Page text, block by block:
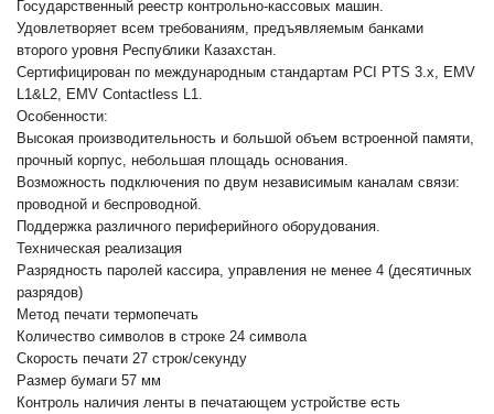
Государственный реестр контрольно-кассо­вых машин.
Удовлетворяет всем требованиям, предъяв­ляемым банками
второго уровня Республики Казах­стан.
Сертифицирован по международным стандартам PCI PTS 3.x, EMV
L1&L2, EMV Contactless L1.
Особенности:
Высокая производительность и большой объем встроенной памяти,
прочный корпус, небольшая площадь основа­ния.
Возможность подключения по двум независимым каналам связи:
проводной и бес­проводной.
Поддержка различного периферийного оборудования.
Техническая реализация
Разрядность паролей кассира, управ­ления не менее 4 (десятичных
разрядов)
Метод печати термопечать
Количество символов в строке 24 символа
Скорость печати 27 строк/секунду
Размер бумаги 57 мм
Контроль наличия ленты в печа­тающем устройстве есть